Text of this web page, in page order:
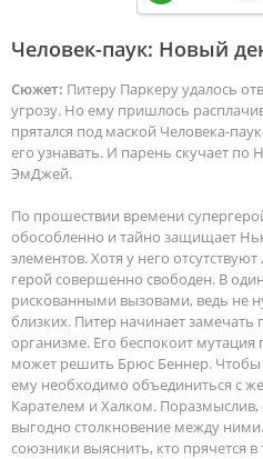
Человек-паук: Новый
Сюжет: Питеру Паркеру удалось
угрозу. Но ему пришлось
прятался под маской Человека-
его узнавать. И парень скучает по
ЭмДжей.
По прошествии времени
обособленно и тайно защищает
элементов. Хотя у него
герой совершенно свободен. В
рискованными вызовами, ведь не
близких. Питер начинает
организме. Его беспокоит
может решить Брюс Беннер. Чтобы
ему необходимо объединиться с
Карателем и Халком.
выгодно столкновение между
союзники выяснить, кто прячется в